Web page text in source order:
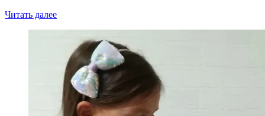
Читать далее